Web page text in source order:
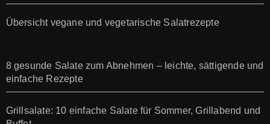
Übersicht vegane und vegetarische Salatrezepte
8 gesunde Salate zum Abnehmen – leichte, sättigende und
einfache Rezepte
Grillsalate: 10 einfache Salate für Sommer, Grillabend und